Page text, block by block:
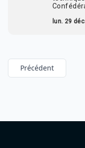
lun. 29
Précédent